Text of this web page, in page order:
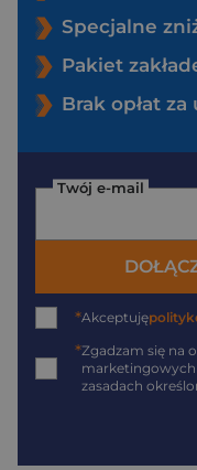
Specjalne
Pakiet
Brak opłat
Twój e-mail
*Akceptuję
*Zgadzam się na
zasadach